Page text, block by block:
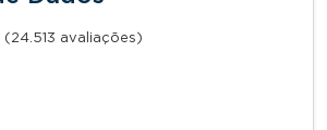
(24.513 avaliações)